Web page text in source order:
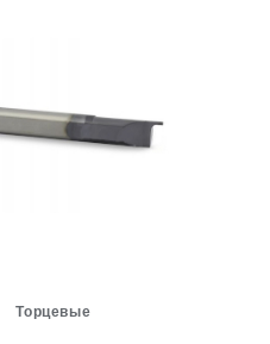
Торцевые